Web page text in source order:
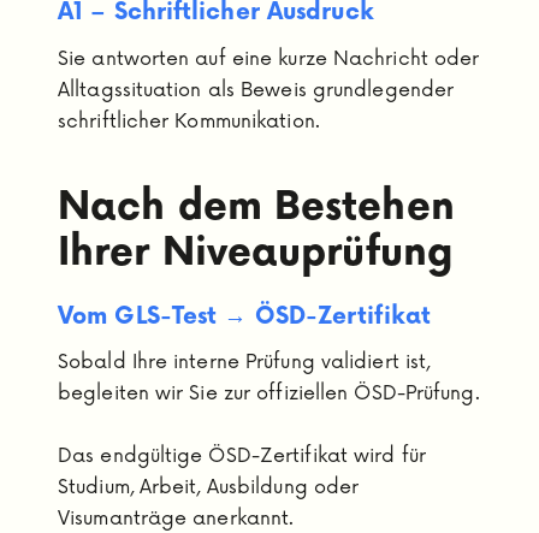
A1 – Schriftlicher Ausdruck
Sie antworten auf eine kurze Nachricht oder
Alltagssituation als Beweis grundlegender
schriftlicher Kommunikation.
Nach dem Bestehen
Ihrer Niveauprüfung
Vom GLS-Test → ÖSD-Zertifikat
Sobald Ihre interne Prüfung validiert ist,
begleiten wir Sie zur offiziellen ÖSD-Prüfung.
Das endgültige ÖSD-Zertifikat wird für
Studium, Arbeit, Ausbildung oder
Visumanträge anerkannt.